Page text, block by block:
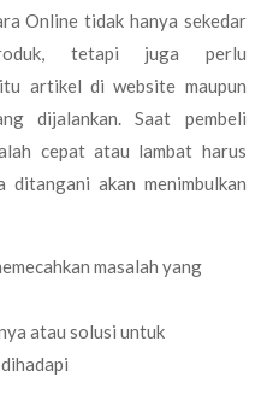
Online tidak hanya sekedar
tetapi juga perlu
artikel di website maupun
dijalankan. Saat pembeli
cepat atau lambat harus
akan menimbulkan
masalah yang
atau solusi untuk